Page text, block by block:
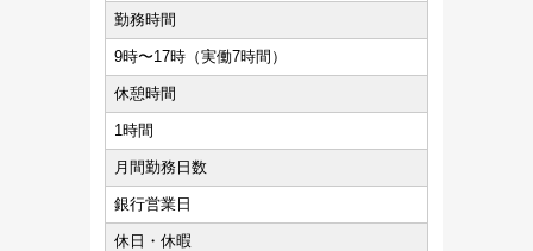
勤務時間
9時〜17時（実働7時間）
休憩時間
1時間
月間勤務日数
銀行営業日
休日・休暇